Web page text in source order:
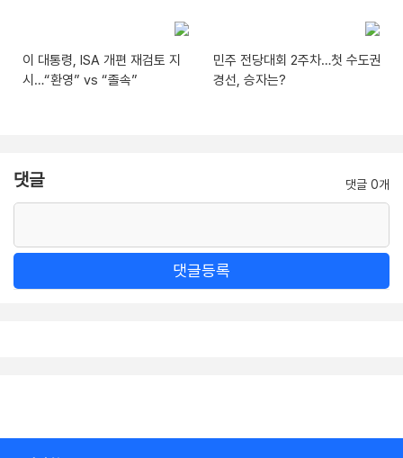
이 대통령, ISA 개편 재검토 지
시…“환영” vs “졸속”
민주 전당대회 2주차…첫 수도권
경선, 승자는?
댓글 댓글 0개
댓글등록